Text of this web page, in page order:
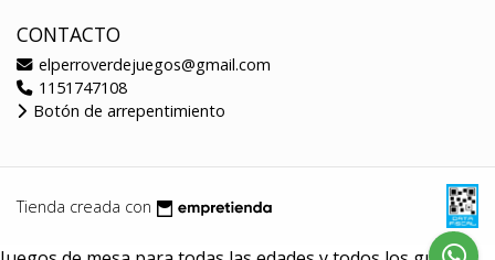
CONTACTO
elperroverdejuegos@gmail.com
1151747108
Botón de arrepentimiento
Tienda creada con